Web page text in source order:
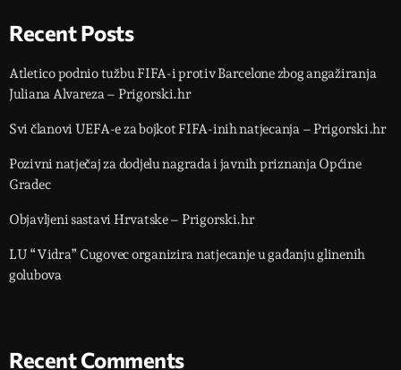
Recent Posts
Atletico podnio tužbu FIFA-i protiv Barcelone zbog angažiranja
Juliana Alvareza – Prigorski.hr
Svi članovi UEFA-e za bojkot FIFA-inih natjecanja – Prigorski.hr
Pozivni natječaj za dodjelu nagrada i javnih priznanja Općine
Gradec
Objavljeni sastavi Hrvatske – Prigorski.hr
LU “Vidra” Cugovec organizira natjecanje u gađanju glinenih
golubova
Recent Comments